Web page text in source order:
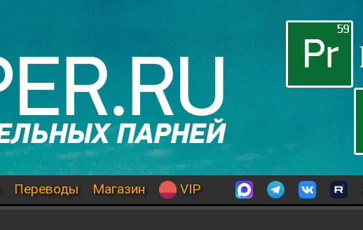
Переводы Магазин VIP